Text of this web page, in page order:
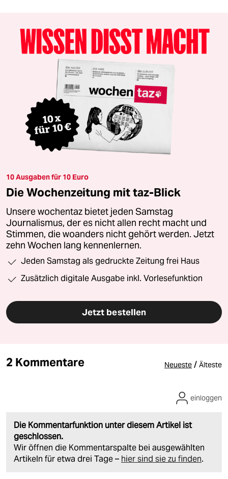
10 Ausgaben für 10 Euro
Die Wochenzeitung mit taz-Blick
Unsere wochentaz bietet jeden Samstag
Journalismus, der es nicht allen recht macht und
Stimmen, die woanders nicht gehört werden. Jetzt
zehn Wochen lang kennenlernen.
Jeden Samstag als gedruckte Zeitung frei Haus
Zusätzlich digitale Ausgabe inkl. Vorlesefunktion
Jetzt bestellen
2 Kommentare Neueste / Älteste
Die Kommentarfunktion unter diesem Artikel ist
geschlossen.
Wir öffnen die Kommentarspalte bei ausgewählten
Artikeln für etwa drei Tage – hier sind sie zu finden.
einloggen